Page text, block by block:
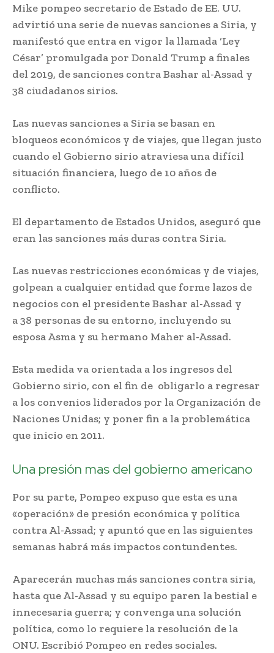
Mike pompeo secretario de Estado de EE. UU.
advirtió una serie de nuevas sanciones a Siria, y
manifestó que entra en vigor la llamada ‘Ley
César’ promulgada por Donald Trump a finales
del 2019, de sanciones contra Bashar al-Assad y
38 ciudadanos sirios.
Las nuevas sanciones a Siria se basan en
bloqueos económicos y de viajes, que llegan justo
cuando el Gobierno sirio atraviesa una difícil
situación financiera, luego de 10 años de
conflicto.
El departamento de Estados Unidos, aseguró que
eran las sanciones más duras contra Siria.
Las nuevas restricciones económicas y de viajes,
golpean a cualquier entidad que forme lazos de
negocios con el presidente Bashar al-Assad y
a 38 personas de su entorno, incluyendo su
esposa Asma y su hermano Maher al-Assad.
Esta medida va orientada a los ingresos del
Gobierno sirio, con el fin de obligarlo a regresar
a los convenios liderados por la Organización de
Naciones Unidas; y poner fin a la problemática
que inicio en 2011.
Una presión mas del gobierno americano
Por su parte, Pompeo expuso que esta es una
«operación» de presión económica y política
contra Al-Assad; y apuntó que en las siguientes
semanas habrá más impactos contundentes.
Aparecerán muchas más sanciones contra siria,
hasta que Al-Assad y su equipo paren la bestial e
innecesaria guerra; y convenga una solución
política, como lo requiere la resolución de la
ONU. Escribió Pompeo en redes sociales.